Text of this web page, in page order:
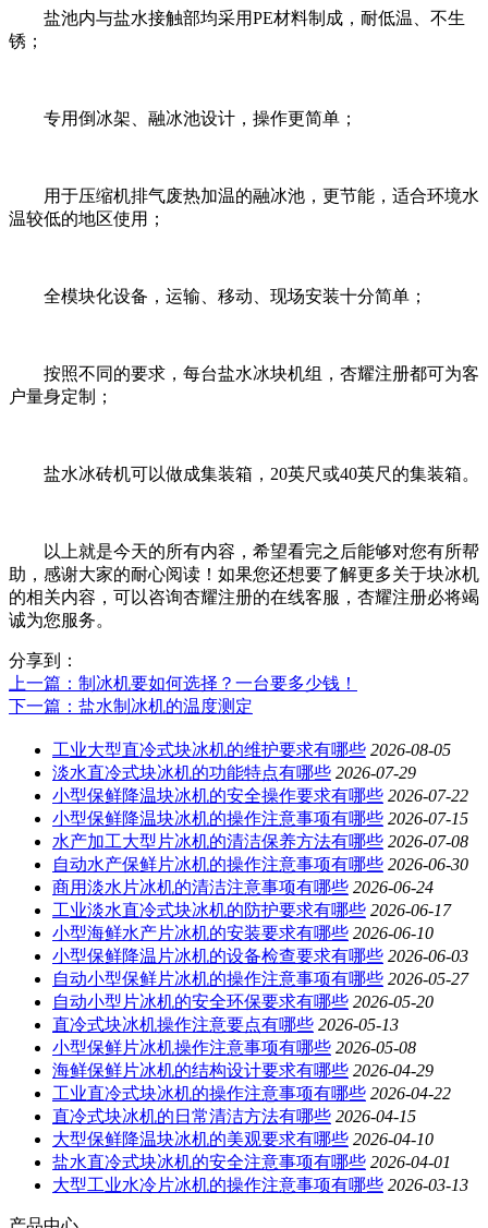
盐池内与盐水接触部均采用PE材料制成，耐低温、不生
锈；
专用倒冰架、融冰池设计，操作更简单；
用于压缩机排气废热加温的融冰池，更节能，适合环境水
温较低的地区使用；
全模块化设备，运输、移动、现场安装十分简单；
按照不同的要求，每台盐水冰块机组，杏耀注册都可为客
户量身定制；
盐水冰砖机可以做成集装箱，20英尺或40英尺的集装箱。
以上就是今天的所有内容，希望看完之后能够对您有所帮
助，感谢大家的耐心阅读！如果您还想要了解更多关于块冰机
的相关内容，可以咨询杏耀注册的在线客服，杏耀注册必将竭
诚为您服务。
分享到：
上一篇 ：制冰机要如何选择？一台要多少钱！
下一篇 ：盐水制冰机的温度测定
工业大型直冷式块冰机的维护要求有哪些 2026-08-05
淡水直冷式块冰机的功能特点有哪些 2026-07-29
小型保鲜降温块冰机的安全操作要求有哪些 2026-07-22
小型保鲜降温块冰机的操作注意事项有哪些 2026-07-15
水产加工大型片冰机的清洁保养方法有哪些 2026-07-08
自动水产保鲜片冰机的操作注意事项有哪些 2026-06-30
商用淡水片冰机的清洁注意事项有哪些 2026-06-24
工业淡水直冷式块冰机的防护要求有哪些 2026-06-17
小型海鲜水产片冰机的安装要求有哪些 2026-06-10
小型保鲜降温片冰机的设备检查要求有哪些 2026-06-03
自动小型保鲜片冰机的操作注意事项有哪些 2026-05-27
自动小型片冰机的安全环保要求有哪些 2026-05-20
直冷式块冰机操作注意要点有哪些 2026-05-13
小型保鲜片冰机操作注意事项有哪些 2026-05-08
海鲜保鲜片冰机的结构设计要求有哪些 2026-04-29
工业直冷式块冰机的操作注意事项有哪些 2026-04-22
直冷式块冰机的日常清洁方法有哪些 2026-04-15
大型保鲜降温块冰机的美观要求有哪些 2026-04-10
盐水直冷式块冰机的安全注意事项有哪些 2026-04-01
大型工业水冷片冰机的操作注意事项有哪些 2026-03-13